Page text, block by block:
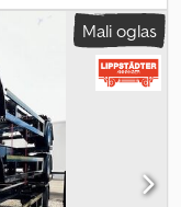
ukupna
visinu podvozja 1070-
- Vučno uvo 50 mm,
kočnice, ET 120
i spuštanje -
- Po izboru sa
- ABS-EBS -
premaz i
a od 19% sa
Mali oglas